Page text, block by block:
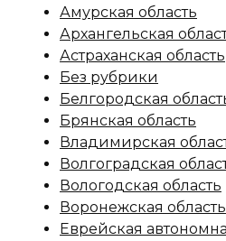
Амурская область
Архангельская
Астраханская область
Без рубрики
Белгородская
Брянская область
Владимирская
Волгоградская
Вологодская область
Воронежская область
Еврейская